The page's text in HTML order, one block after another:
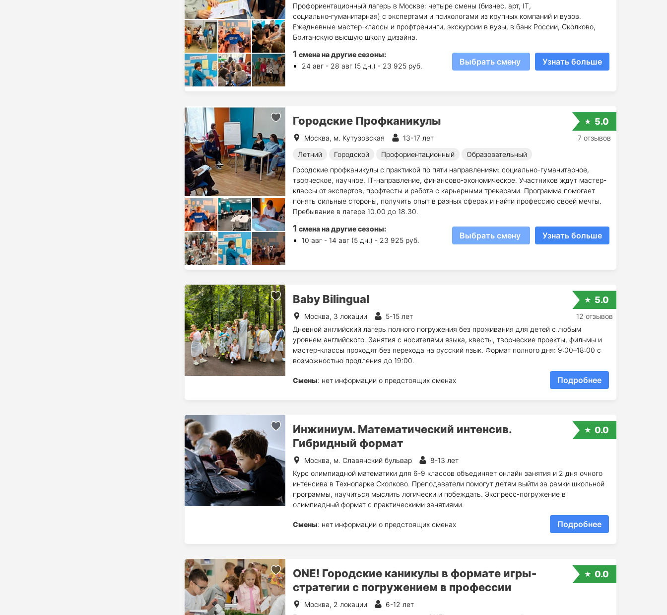
Профориентационный лагерь в Москве: четыре смены (бизнес, арт, IT,
социально‑гуманитарная) с экспертами и психологами из крупных компаний и вузов.
Ежедневные мастер‑классы и профтренинги, экскурсии в вузы, в банк России, Сколково,
Британскую высшую школу дизайна.
1 смена на другие сезоны:
24 авг - 28 авг (5 дн.) - 23 925 руб.
Выбрать смену Узнать больше
Городские Профканикулы
Москва, м. Кутузовская
13-17 лет
Летний
Городской Профориентационный
Образовательный
Городские профканикулы с практикой по пяти направлениям: социально-гуманитарное,
творческое, научное, IT-направление, финансово-экономическое. Участников ждут мастер-
классы от экспертов, профтесты и работа с карьерными трекерами. Программа помогает
понять сильные стороны, получить опыт в разных сферах и найти профессию своей мечты.
Пребывание в лагере 10.00 до 18.30.
1 смена на другие сезоны:
10 авг - 14 авг (5 дн.) - 23 925 руб.
Выбрать смену Узнать больше
5.0
7 отзывов
Baby Bilingual
Москва, 3 локации
5-15 лет
Дневной английский лагерь полного погружения без проживания для детей с любым
уровнем английского. Занятия с носителями языка, квесты, творческие проекты, фильмы и
мастер-классы проходят без перехода на русский язык. Формат полного дня: 9:00–18:00 с
возможностью продления до 19:00.
Смены: нет информации о предстоящих сменах Подробнее
5.0
12 отзывов
Инжиниум. Математический интенсив.
Гибридный формат
Москва, м. Славянский бульвар
8-13 лет
Курс олимпиадной математики для 6-9 классов объединяет онлайн занятия и 2 дня очного
интенсива в Технопарке Сколково. Преподаватели помогут детям выйти за рамки школьной
программы, научиться мыслить логически и побеждать. Экспресс-погружение в
олимпиадный формат с практическими занятиями.
Смены: нет информации о предстоящих сменах Подробнее
0.0
ONE! Городские каникулы в формате игры-
стратегии с погружением в професcии
Москва, 2 локации
6-12 лет
0.0